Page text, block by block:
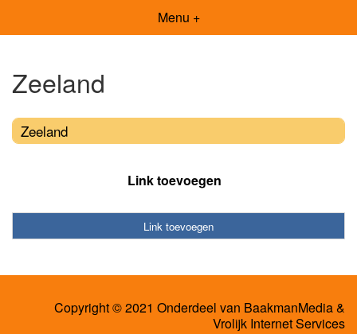
Menu +
Zeeland
Zeeland
Link toevoegen
Link toevoegen
Copyright © 2021 Onderdeel van BaakmanMedia&
Vrolijk Internet Services